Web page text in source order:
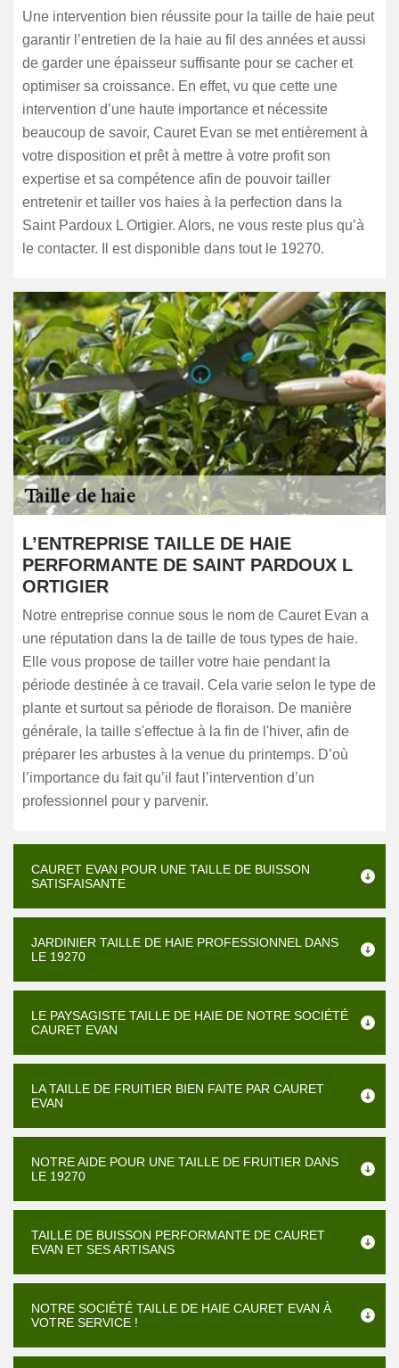
Une intervention bien réussite pour la taille de haie peut
garantir l’entretien de la haie au fil des années et aussi
de garder une épaisseur suffisante pour se cacher et
optimiser sa croissance. En effet, vu que cette une
intervention d’une haute importance et nécessite
beaucoup de savoir, Cauret Evan se met entièrement à
votre disposition et prêt à mettre à votre profit son
expertise et sa compétence afin de pouvoir tailler
entretenir et tailler vos haies à la perfection dans la
Saint Pardoux L Ortigier. Alors, ne vous reste plus qu’à
le contacter. Il est disponible dans tout le 19270.
L’ENTREPRISE TAILLE DE HAIE
PERFORMANTE DE SAINT PARDOUX L
ORTIGIER
Notre entreprise connue sous le nom de Cauret Evan a
une réputation dans la de taille de tous types de haie.
Elle vous propose de tailler votre haie pendant la
période destinée à ce travail. Cela varie selon le type de
plante et surtout sa période de floraison. De manière
générale, la taille s'effectue à la fin de l'hiver, afin de
préparer les arbustes à la venue du printemps. D’où
l’importance du fait qu’il faut l’intervention d’un
professionnel pour y parvenir.
CAURET EVAN POUR UNE TAILLE DE BUISSON
SATISFAISANTE
JARDINIER TAILLE DE HAIE PROFESSIONNEL DANS
LE 19270
LE PAYSAGISTE TAILLE DE HAIE DE NOTRE SOCIÉTÉ
CAURET EVAN
LA TAILLE DE FRUITIER BIEN FAITE PAR CAURET
EVAN
NOTRE AIDE POUR UNE TAILLE DE FRUITIER DANS
LE 19270
TAILLE DE BUISSON PERFORMANTE DE CAURET
EVAN ET SES ARTISANS
NOTRE SOCIÉTÉ TAILLE DE HAIE CAURET EVAN À
VOTRE SERVICE !